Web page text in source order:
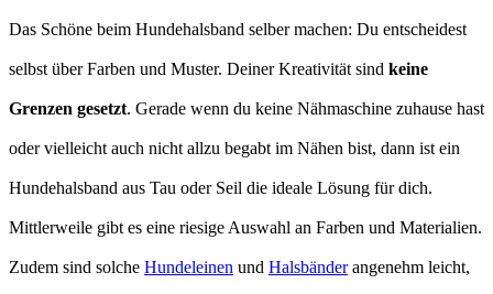
Das Schöne beim Hundehalsband selber machen: Du entscheidest
selbst über Farben und Muster. Deiner Kreativität sind keine
Grenzen gesetzt. Gerade wenn du keine Nähmaschine zuhause hast
oder vielleicht auch nicht allzu begabt im Nähen bist, dann ist ein
Hundehalsband aus Tau oder Seil die ideale Lösung für dich.
Mittlerweile gibt es eine riesige Auswahl an Farben und Materialien.
Zudem sind solche Hundeleinen und Halsbänderangenehm leicht,